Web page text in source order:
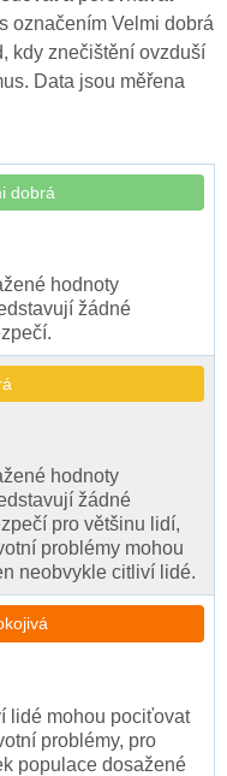
označením Velmi dobrá
kdy znečištění ovzduší
Data jsou měřena
dobrá
hodnoty
žádné
hodnoty
žádné
pro většinu lidí,
problémy mohou
neobvykle citliví lidé.
lidé mohou pociťovat
problémy, pro
populace dosažené